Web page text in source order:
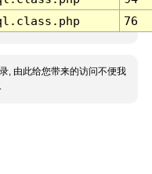
76
, 由此给您带来的访问不便我